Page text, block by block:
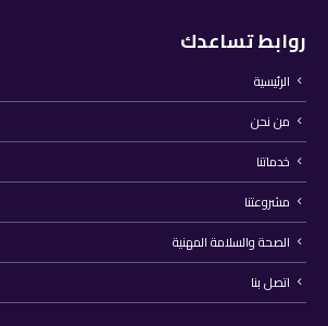
روابط تساعدك
الرئيسية
من نحن
خدماتنا
مشروعتنا
الصحة والسلامة المهنية
اتصل بنا